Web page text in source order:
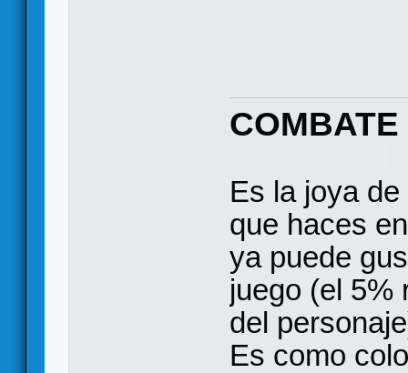
COMBATE
Es la joya
que haces
ya puede
juego (el 5%
del
Es como